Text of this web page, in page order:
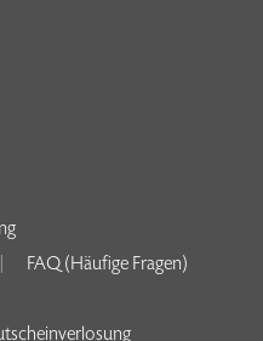
FAQ (Häufige Fragen)